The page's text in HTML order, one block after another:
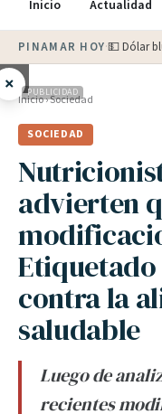
Inicio Actualidad
PINAMAR HOY·💵 Dólar
× PUBLICIDAD
Inicio›Sociedad
SOCIEDAD
advierten
contra la
saludable
Luego de
recientes